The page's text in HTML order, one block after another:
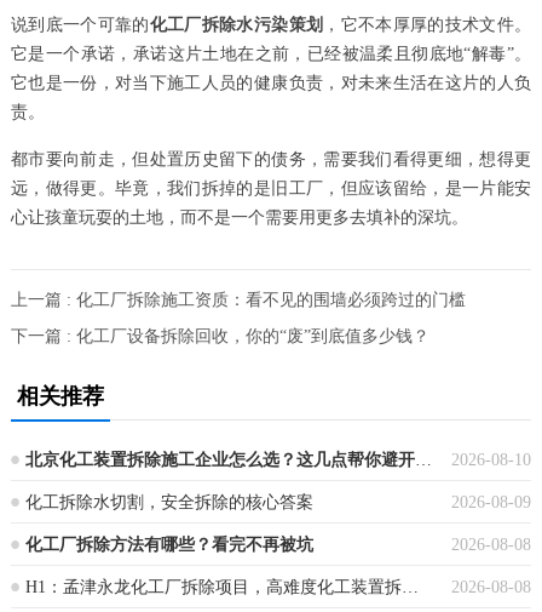
说到底一个可靠的化工厂拆除水污染策划 ，它不本厚厚的技术文件。
它是一个承诺，承诺这片土地在之前，已经被温柔且彻底地“解毒”。
它也是一份，对当下施工人员的健康负责，对未来生活在这片的人负
责。
都市要向前走，但处置历史留下的债务，需要我们看得更细，想得更
远，做得更。毕竟，我们拆掉的是旧工厂，但应该留给，是一片能安
心让孩童玩耍的土地，而不是一个需要用更多去填补的深坑。
上一篇 : 化工厂拆除施工资质：看不见的围墙必须跨过的门槛
下一篇 : 化工厂设备拆除回收，你的“废”到底值多少钱？
相关推荐
2026-08-10
北京化工装置拆除施工企业怎么选？这几点帮你避开大坑
2026-08-09
化工拆除水切割，安全拆除的核心答案
2026-08-08
化工厂拆除方法有哪些？看完不再被坑
2026-08-08
H1：孟津永龙化工厂拆除项目，高难度化工装置拆除的实战样本